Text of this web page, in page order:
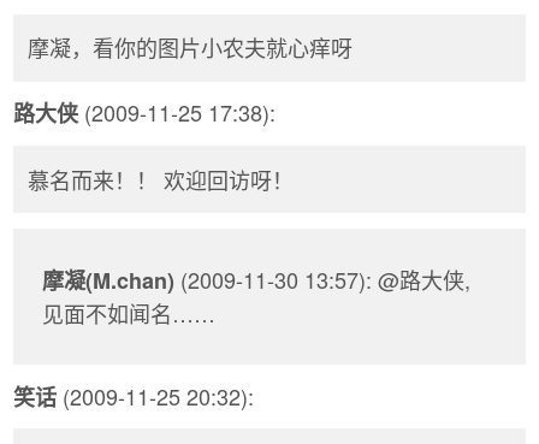
摩凝，看你的图片小农夫就心痒呀
路大侠 (2009-11-25 17:38):
慕名而来！！ 欢迎回访呀！
摩凝(M.chan) (2009-11-30 13:57): @路大侠,
见面不如闻名……
笑话 (2009-11-25 20:32):